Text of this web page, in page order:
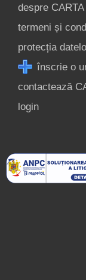
despre
termeni și
protecția
înscrie o
contactează
login